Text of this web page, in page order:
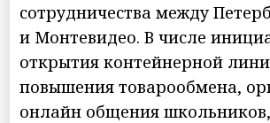
сотрудничества между
и Монтевидео. В числе
открытия контейнерной
повышения товарообмена,
онлайн общения